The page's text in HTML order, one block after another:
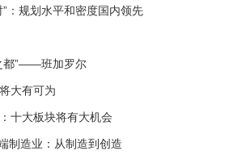
：规划水平和密度国内领先
都”——班加罗尔
大有可为
十大板块将有大机会
制造业：从制造到创造